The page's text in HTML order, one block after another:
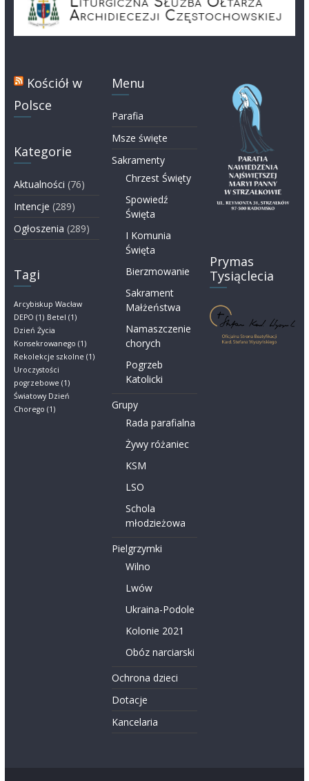
Kościół w
Polsce
Kategorie
Aktualności (76)
Intencje (289)
Ogłoszenia (289)
Tagi
Arcybiskup Wacław
DEPO (1) Betel (1)
Dzień Życia
Konsekrowanego (1)
Rekolekcje szkolne (1)
Uroczystości
pogrzebowe (1)
Światowy Dzień
Chorego (1)
Menu
Parafia
Msze święte
Sakramenty
Chrzest Święty
Spowiedź
Święta
I Komunia
Święta
Bierzmowanie
Sakrament
Małżeństwa
Namaszczenie
chorych
Pogrzeb
Katolicki
Grupy
Rada parafialna
Żywy różaniec
KSM
LSO
Schola
młodzieżowa
Pielgrzymki
Wilno
Lwów
Ukraina-Podole
Kolonie 2021
Obóz narciarski
Ochrona dzieci
Dotacje
Kancelaria
Prymas
Tysiąclecia